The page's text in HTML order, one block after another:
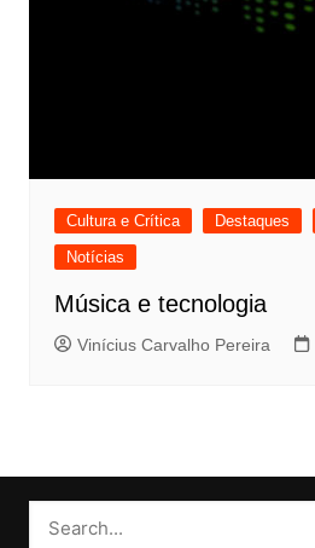
Cultura e Crítica Destaques
Notícias
Música e tecnologia
Vinícius Carvalho Pereira